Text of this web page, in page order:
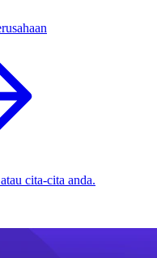
cita-cita anda.